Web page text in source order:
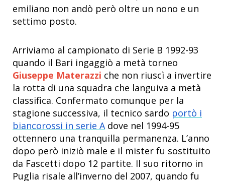
emiliano non andò però oltre un nono e un
settimo posto.
Arriviamo al campionato di Serie B 1992-93
quando il Bari ingaggiò a metà torneo
Giuseppe Materazzi che non riuscì a invertire
la rotta di una squadra che languiva a metà
classifica. Confermato comunque per la
stagione successiva, il tecnico sardo portò i
biancorossi in serie Adove nel 1994-95
ottennero una tranquilla permanenza. L’anno
dopo però iniziò male e il mister fu sostituito
da Fascetti dopo 12 partite. Il suo ritorno in
Puglia risale all’inverno del 2007, quando fu